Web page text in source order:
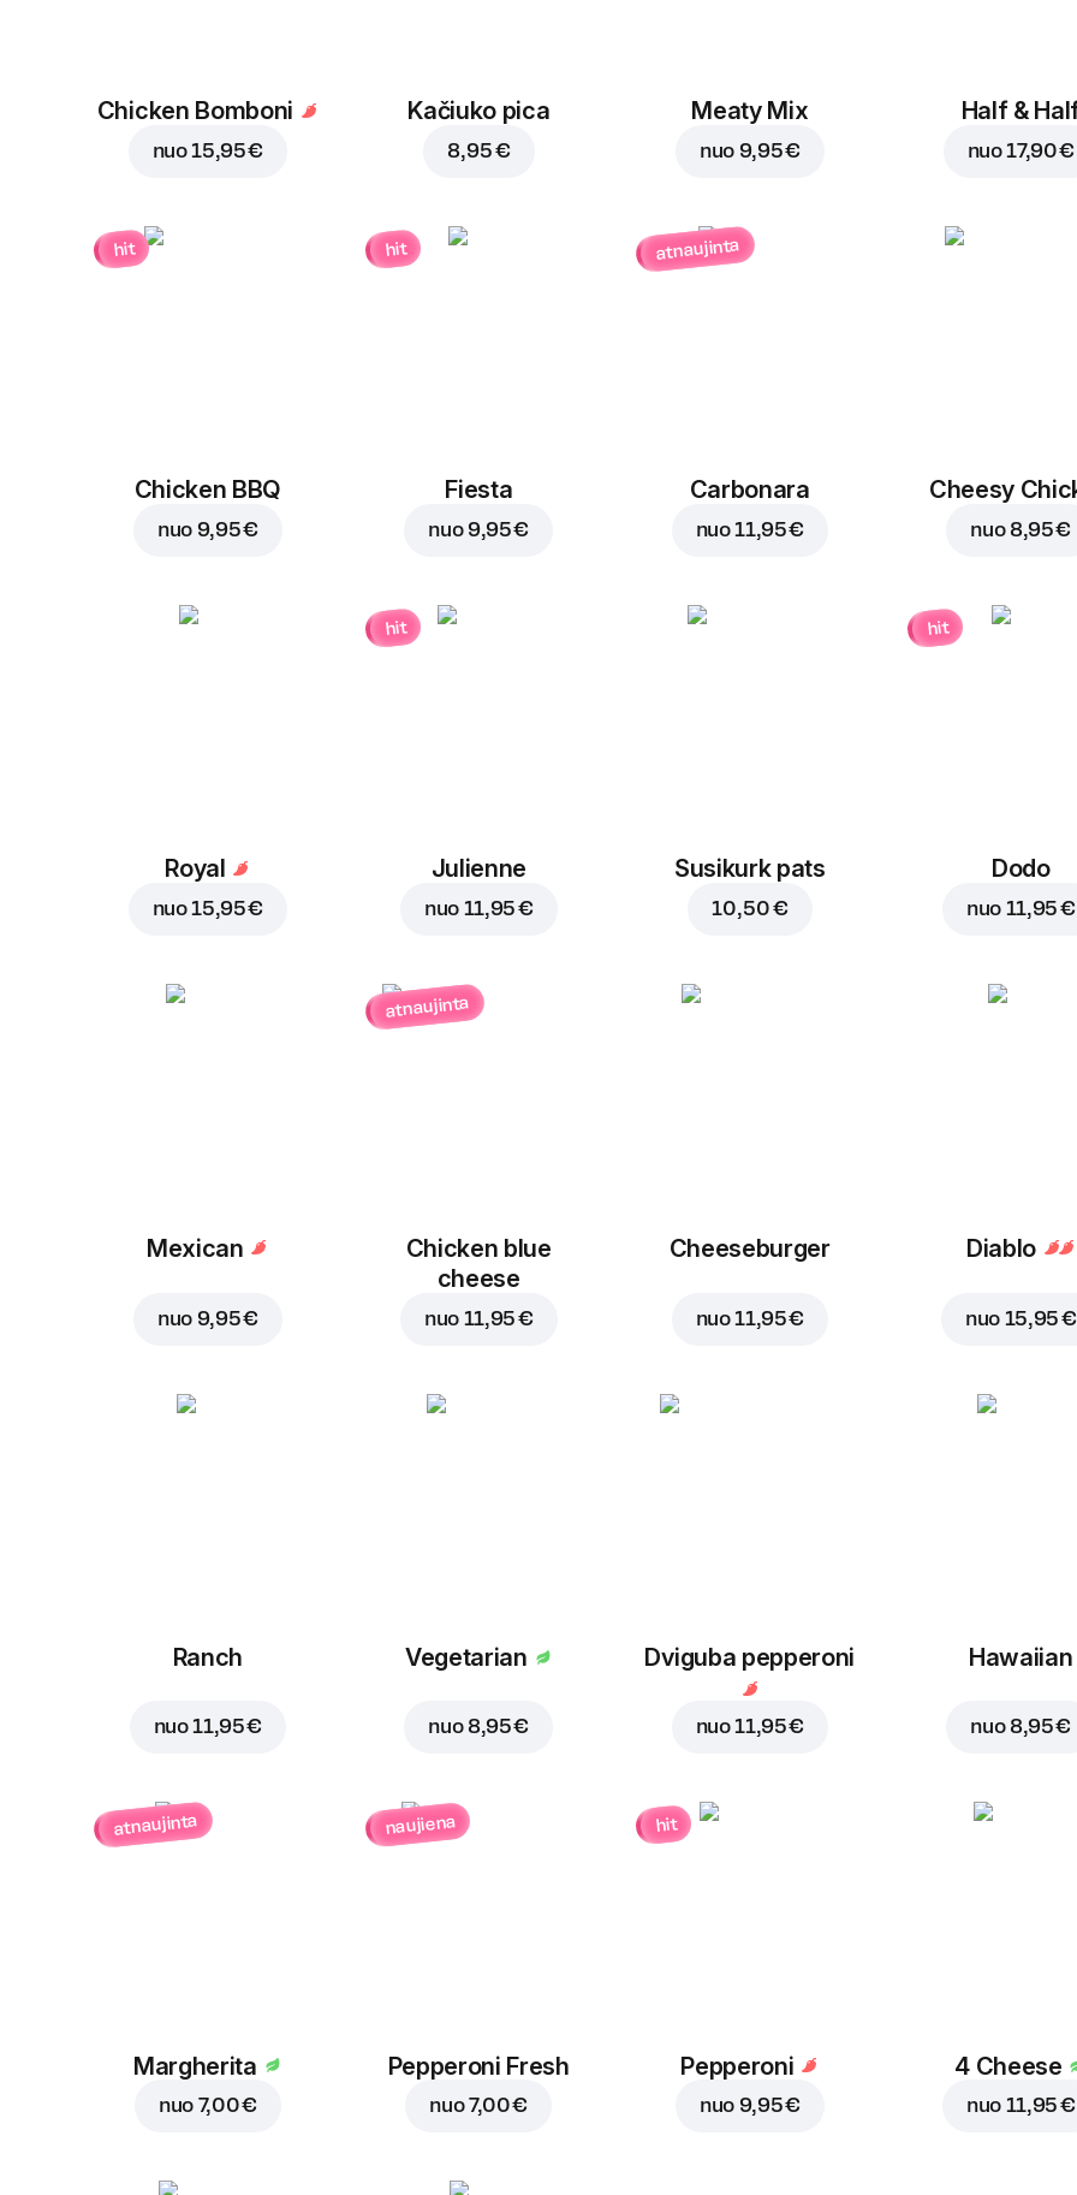
Chicken Bomboni
nuo15,95 €
Kačiuko pica
8,95 €
Meaty Mix
nuo 9,95 €
Half &
nuo17,90 €
hit
Chicken BBQ
nuo 9,95 €
hit
Fiesta
nuo 9,95 €
atnaujinta
Carbonara
nuo11,95 €
Cheesy
nuo 8,95 €
Royal
nuo15,95 €
hit
Julienne
nuo 11,95 €
Susikurk pats
10,50 €
hit
Dodo
nuo 11,95 €
Mexican
nuo 9,95 €
atnaujinta
Chicken blue
cheese
nuo 11,95 €
Cheeseburger
nuo11,95 €
Diablo
nuo 15,95 €
Ranch
nuo11,95 €
Vegetarian
nuo 8,95 €
Dviguba pepperoni
nuo11,95 €
Hawaiian
nuo 8,95 €
atnaujinta
Margherita
nuo 7,00 €
naujiena
Pepperoni Fresh
nuo7,00 €
hit
Pepperoni
nuo 9,95 €
4 Cheese
nuo 11,95 €